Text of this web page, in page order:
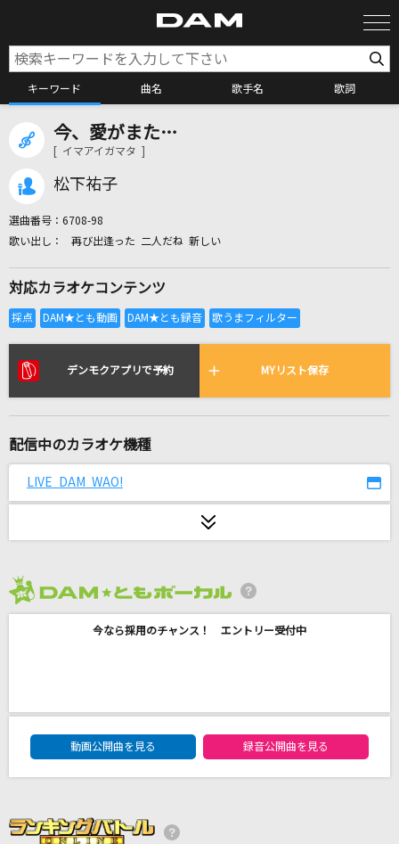
キーワード 曲名 歌手名 歌詞
カラオケ検索
全国りれき
リアルタイムで歌われている曲の一覧
[生音]さくらんぼ
しわあわせ
イロトリドリ
キヨ
今、愛がまた…
[ イマアイガマタ ]
松下祐子
選曲番号： 6708-98
再び出逢った 二人だね 新しい
対応カラオケコンテンツ
デンモクアプリで予約 MYリスト保存
配信中のカラオケ機種
LIVE DAM WAO!
今なら採用のチャンス！ エントリー受付中
DAM★ともボーカルエントリーランキング
動画公開曲を見る
録音公開曲を見る